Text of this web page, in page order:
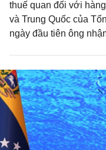
thuế quan đối với
và Trung Quốc của
ngày đầu tiên ông